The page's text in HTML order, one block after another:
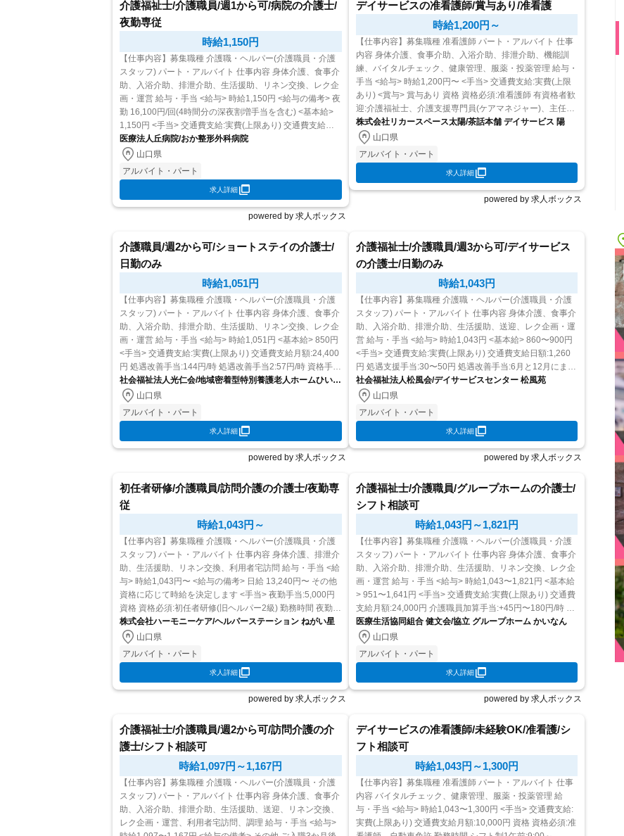
介護福祉士/介護職員/週1から可/病院の介護士/
夜勤専従
時給1,150円
【仕事内容】募集職種 介護職・ヘルパー(介護職員・介護
スタッフ) パート・アルバイト 仕事内容 身体介護、食事介
助、入浴介助、排泄介助、生活援助、リネン交換、レク企
画・運営 給与・手当 <給与> 時給1,150円 <給与の備考> 夜
勤 16,100円/回(4時間分の深夜割増手当を含む) <基本給>
1,150円 <手当> 交通費支給:実費(上限あり) 交通費支給月
額:15,000円...
医療法人丘病院/おか整形外科病院
山口県
アルバイト・パート
求人詳細
powered by 求人ボックス
デイサービスの准看護師/賞与あり/准看護
時給1,200円～
【仕事内容】募集職種 准看護師 パート・アルバイト 仕事
内容 身体介護、食事介助、入浴介助、排泄介助、機能訓
練、バイタルチェック、健康管理、服薬・投薬管理 給与・
手当 <給与> 時給1,200円〜 <手当> 交通費支給:実費(上限
あり) <賞与> 賞与あり 資格 資格必須:准看護師 有資格者歓
迎:介護福祉士、介護支援専門員(ケアマネジャー)、主任介
護支援専門員、保健師、認知症ケア専...
株式会社リカースペース太陽/茶話本舗 デイサービス 陽
山口県
アルバイト・パート
求人詳細
powered by 求人ボックス
介護職員/週2から可/ショートステイの介護士/
日勤のみ
時給1,051円
【仕事内容】募集職種 介護職・ヘルパー(介護職員・介護
スタッフ) パート・アルバイト 仕事内容 身体介護、食事介
助、入浴介助、排泄介助、生活援助、リネン交換、レク企
画・運営 給与・手当 <給与> 時給1,051円 <基本給> 850円
<手当> 交通費支給:実費(上限あり) 交通費支給月額:24,400
円 処遇改善手当:144円/時 処遇改善手当2:57円/時 資格手
当:介護福祉士:3...
社会福祉法人光仁会/地域密着型特別養護老人ホームひいら
ぎ
山口県
アルバイト・パート
求人詳細
powered by 求人ボックス
介護福祉士/介護職員/週3から可/デイサービス
の介護士/日勤のみ
時給1,043円
【仕事内容】募集職種 介護職・ヘルパー(介護職員・介護
スタッフ) パート・アルバイト 仕事内容 身体介護、食事介
助、入浴介助、排泄介助、生活援助、送迎、レク企画・運
営 給与・手当 <給与> 時給1,043円 <基本給> 860〜900円
<手当> 交通費支給:実費(上限あり) 交通費支給日額:1,260
円 処遇支援手当:30〜50円 処遇改善手当:6月と12月にまと
めて支給 <賞与>...
社会福祉法人松風会/デイサービスセンター 松風苑
山口県
アルバイト・パート
求人詳細
powered by 求人ボックス
初任者研修/介護職員/訪問介護の介護士/夜勤専
従
時給1,043円～
【仕事内容】募集職種 介護職・ヘルパー(介護職員・介護
スタッフ) パート・アルバイト 仕事内容 身体介護、排泄介
助、生活援助、リネン交換、利用者宅訪問 給与・手当 <給
与> 時給1,043円〜 <給与の備考> 日給 13,240円〜 その他
資格に応じて時給を決定します <手当> 夜勤手当:5,000円
資格 資格必須:初任者研修(旧ヘルパー2級) 勤務時間 夜勤専
従1深夜...
株式会社ハーモニーケア/ヘルパーステーション ねがい星
山口県
アルバイト・パート
求人詳細
powered by 求人ボックス
介護福祉士/介護職員/グループホームの介護士/
シフト相談可
時給1,043円～1,821円
【仕事内容】募集職種 介護職・ヘルパー(介護職員・介護
スタッフ) パート・アルバイト 仕事内容 身体介護、食事介
助、入浴介助、排泄介助、生活援助、リネン交換、レク企
画・運営 給与・手当 <給与> 時給1,043〜1,821円 <基本給
> 951〜1,641円 <手当> 交通費支給:実費(上限あり) 交通費
支給月額:24,000円 介護職員加算手当:+45円〜180円/時 調
整手当:+0...
医療生活協同組合 健文会/協立 グループホーム かいなん
山口県
アルバイト・パート
求人詳細
powered by 求人ボックス
介護福祉士/介護職員/週2から可/訪問介護の介
護士/シフト相談可
時給1,097円～1,167円
【仕事内容】募集職種 介護職・ヘルパー(介護職員・介護
スタッフ) パート・アルバイト 仕事内容 身体介護、食事介
助、入浴介助、排泄介助、生活援助、送迎、リネン交換、
レク企画・運営、利用者宅訪問、調理 給与・手当 <給与>
デイサービスの准看護師/未経験OK/准看護/シ
フト相談可
時給1,043円～1,300円
【仕事内容】募集職種 准看護師 パート・アルバイト 仕事
内容 バイタルチェック、健康管理、服薬・投薬管理 給
与・手当 <給与> 時給1,043〜1,300円 <手当> 交通費支給:
実費(上限あり) 交通費支給月額:10,000円 資格 資格必須:准